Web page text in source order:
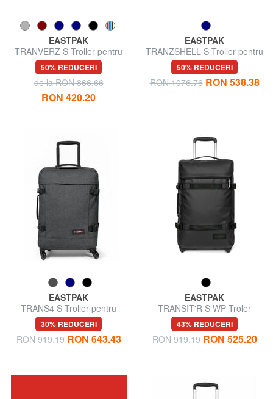
EASTPAK
TRANVERZ S Troller pentru
bagaje de mână
50% REDUCERI
de la RON 866.66
RON 420.20
EASTPAK
TRANZSHELL S Troller pentru
bagaje de mână
50% REDUCERI
RON 1076.76 RON 538.38
EASTPAK
TRANS4 S Troller pentru
bagaje de mână
30% REDUCERI
RON 919.19 RON 643.43
EASTPAK
TRANSIT'R S WP Troler
pentru bagaje de mână,
hidrofug
43% REDUCERI
RON 919.19 RON 525.20